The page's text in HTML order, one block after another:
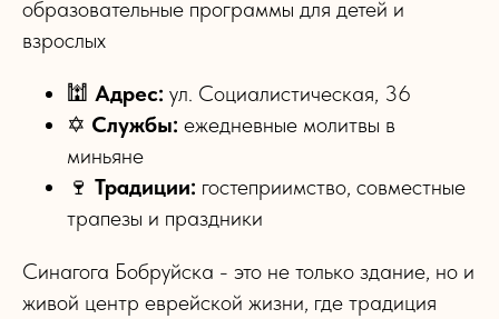
образовательные программы для детей и
взрослых
🕍 Адрес: ул. Социалистическая, 36
✡ Службы: ежедневные молитвы в
миньяне
🍷 Традиции: гостеприимство, совместные
трапезы и праздники
Синагога Бобруйска - это не только здание, но и
живой центр еврейской жизни, где традиция